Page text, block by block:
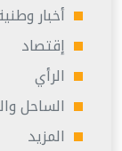
أخبار
إقتصاد
الرأي
الساحل
المزيد